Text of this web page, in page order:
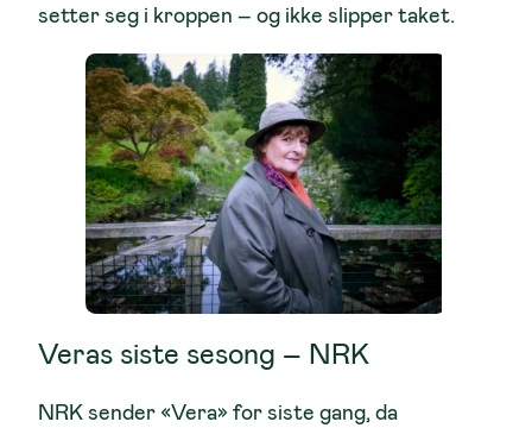
setter seg i kroppen – og ikke slipper taket.
Veras siste sesong – NRK
NRK sender «Vera» for siste gang, da